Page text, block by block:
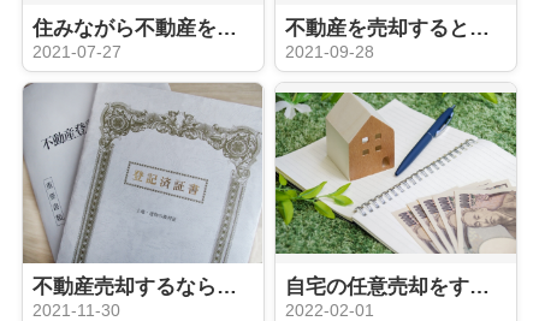
住みながら不動産を売却するコツ
2021-07-27
不動産を売却するときのリフォームについて解説
2021-09-28
不動産売却するなら知っておきたい表示登記とその必要性とは？
2021-11-30
自宅の任意売却をする前に知っておきたい！アンダーローンの意味と対処法とは
2022-02-01